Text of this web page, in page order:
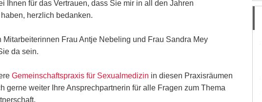
Ihnen für das Vertrauen, dass Sie mir in all den Jahren
herzlich bedanken.
Mitarbeiterinnen Frau Antje Nebeling und Frau Sandra Mey
da sein.
Gemeinschaftspraxis für Sexualmedizin in diesen Praxisräumen
gerne weiter Ihre Ansprechpartnerin für alle Fragen zum Thema